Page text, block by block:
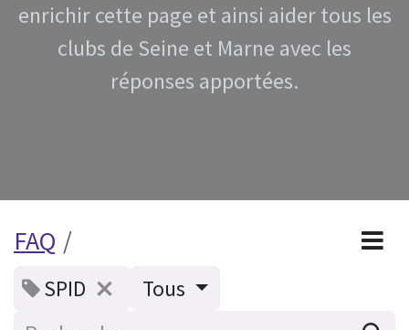
enrichir cette page et ainsi aider tous les
clubs de Seine et Marne avec les
réponses apportées.
FAQ
SPID Tous